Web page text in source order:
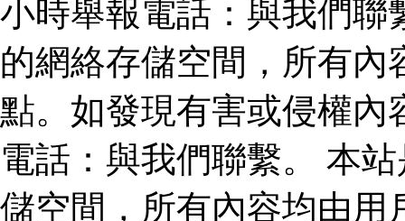
小時舉報電話：與我們聯
的網絡存儲空間，所有
點。如發現有害或侵權內
電話：與我們聯繫。 本
儲空間，所有內容均由用